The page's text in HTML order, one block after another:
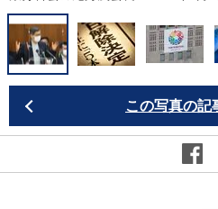
この写真の記